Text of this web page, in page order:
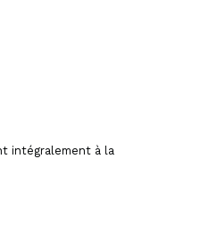
intégralement à la